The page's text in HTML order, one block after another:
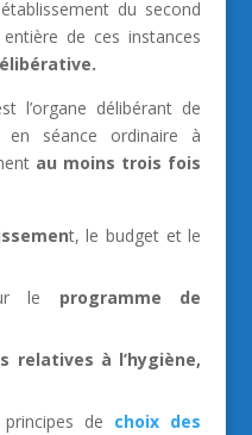
du second
de ces instances
l’organe délibérant de
en séance ordinaire à
au moins trois fois
t, le budget et le
le programme de
relatives à l’hygiène,
de choix des